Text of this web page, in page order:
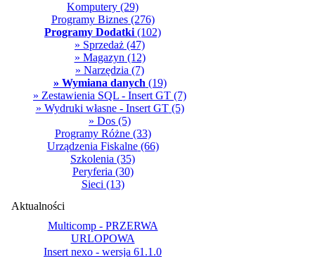
Komputery (29)
Programy Biznes(276)
Programy Dodatki (102)
» Sprzedaż (47)
» Magazyn (12)
» Narzędzia (7)
» Wymiana danych (19)
» Zestawienia SQL - Insert GT (7)
» Wydruki własne - Insert GT(5)
» Dos (5)
Programy Różne(33)
Urządzenia Fiskalne(66)
Szkolenia (35)
Peryferia (30)
Sieci (13)
Aktualności
Multicomp - PRZERWA
URLOPOWA
Insert nexo - wersja 61.1.0